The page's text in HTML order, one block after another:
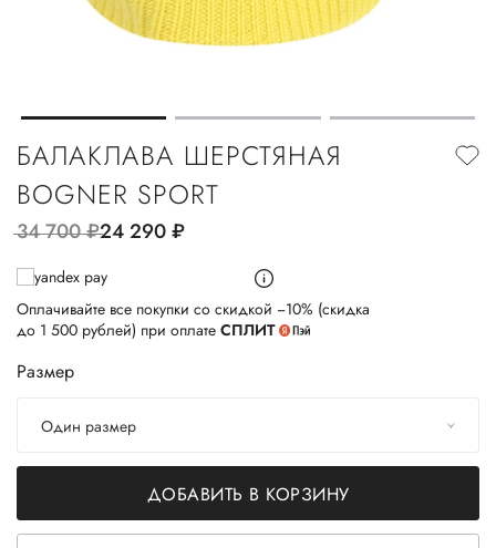
БАЛАКЛАВА ШЕРСТЯНАЯ
BOGNER SPORT
34 700руб.24 290руб.
Оплачивайте все покупки со скидкой −10% (скидка
до 1 500 рублей) при оплате СПЛИТ
Размер
Один размер
ДОБАВИТЬ В КОРЗИНУ